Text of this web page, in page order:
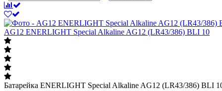
AG12 ENERLIGHT Special Alkaline AG12 (LR43/386) BLI 10
Батарейка ENERLIGHT Special Alkaline AG12 (LR43/386) BLI